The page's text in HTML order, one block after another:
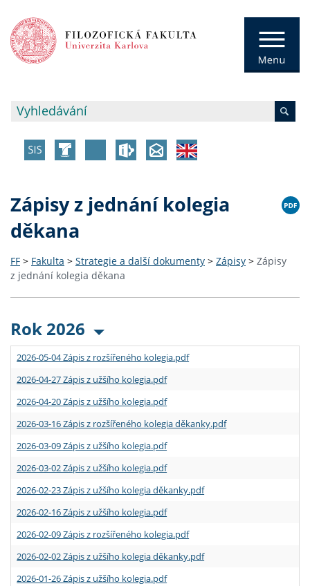
Zápisy z jednání kolegia
děkana
FF > Fakulta > Strategie a další dokumenty > Zápisy > Zápisy
z jednání kolegia děkana
Rok 2026
2026-05-04 Zápis z rozšířeného kolegia.pdf
2026-04-27 Zápis z užšího kolegia.pdf
2026-04-20 Zápis z užšího kolegia.pdf
2026-03-16 Zápis z rozšířeného kolegia děkanky.pdf
2026-03-09 Zápis z užšího kolegia.pdf
2026-03-02 Zápis z užšího kolegia.pdf
2026-02-23 Zápis z užšího kolegia děkanky.pdf
2026-02-16 Zápis z užšího kolegia.pdf
2026-02-09 Zápis z rozšířeného kolegia.pdf
2026-02-02 Zápis z užšího kolegia děkanky.pdf
2026-01-26 Zápis z užšího kolegia.pdf